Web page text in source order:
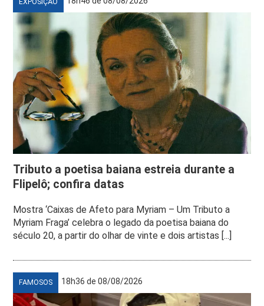
EXPOSIÇÃO
Tributo a poetisa baiana estreia durante a
Flipelô; confira datas
Mostra ‘Caixas de Afeto para Myriam – Um Tributo a
Myriam Fraga’ celebra o legado da poetisa baiana do
século 20, a partir do olhar de vinte e dois artistas [...]
FAMOSOS 18h36 de 08/08/2026